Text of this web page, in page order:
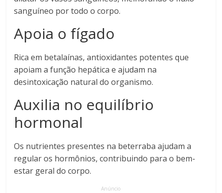
sanguíneo por todo o corpo.
Apoia o fígado
Rica em betalaínas, antioxidantes potentes que
apoiam a função hepática e ajudam na
desintoxicação natural do organismo.
Auxilia no equilíbrio
hormonal
Os nutrientes presentes na beterraba ajudam a
regular os hormônios, contribuindo para o bem-
estar geral do corpo.
Anúncio